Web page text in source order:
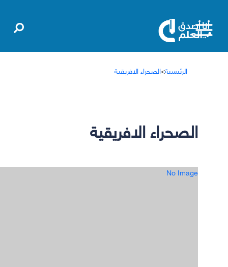
الرئيسية>الصحراء الافريقية
الصحراء الافريقية
No Image